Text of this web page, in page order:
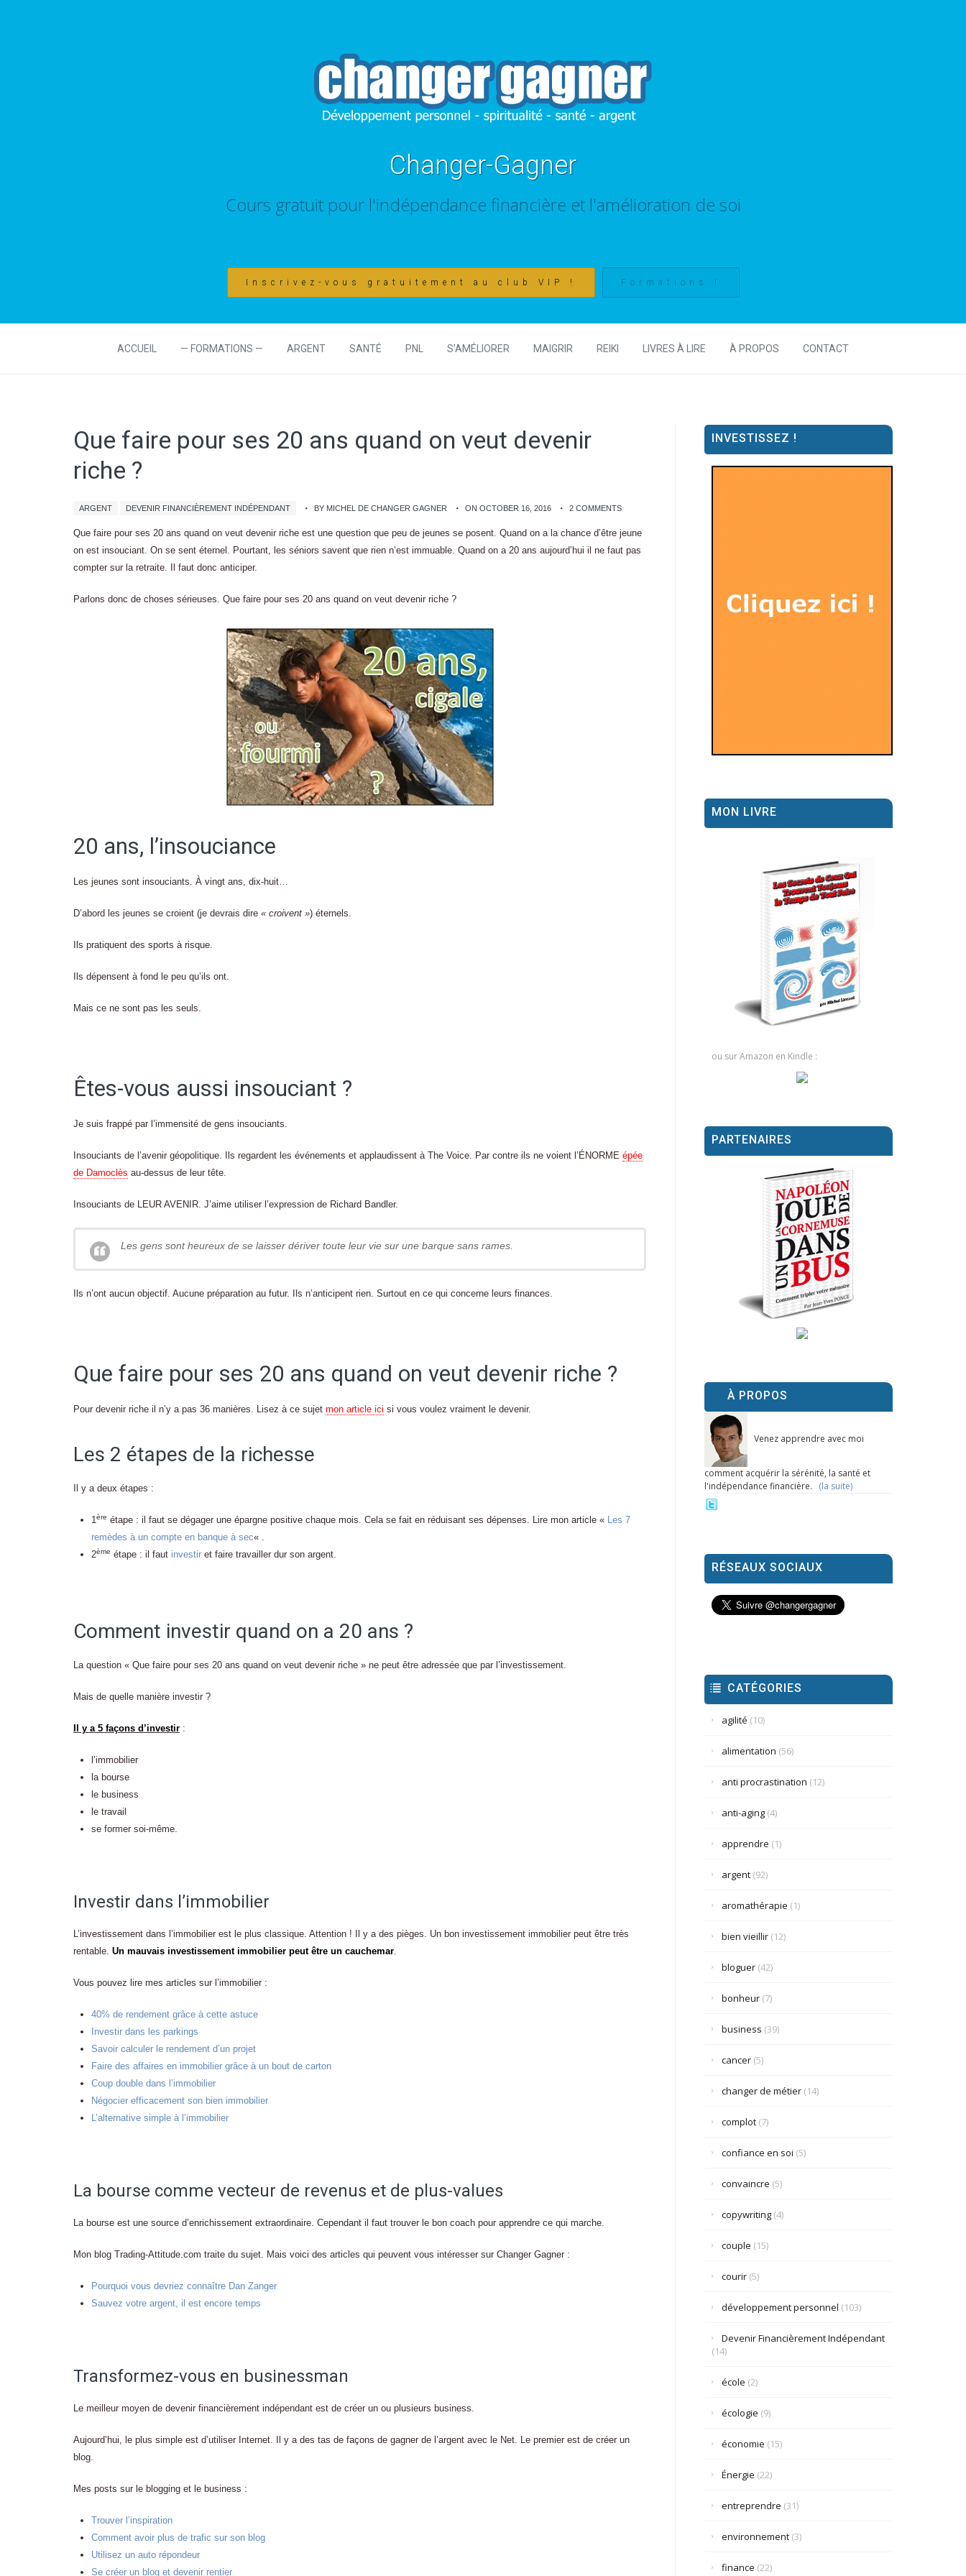
Changer-Gagner
Cours gratuit pour l'indépendance financière et l'amélioration de soi
Inscrivez-vous gratuitement au club VIP ! Formations !
ACCUEIL — FORMATIONS — ARGENT SANTÉ PNL S’AMÉLIORER MAIGRIR REIKI LIVRES À LIRE À PROPOS CONTACT
Que faire pour ses 20 ans quand on veut devenir
riche ?
ARGENT DEVENIR FINANCIÈREMENT INDÉPENDANT BY MICHEL DE CHANGER GAGNER ON OCTOBER 16, 2016 2 COMMENTS
Que faire pour ses 20 ans quand on veut devenir riche est une question que peu de jeunes se posent. Quand on a la chance d’être jeune
on est insouciant. On se sent éternel. Pourtant, les séniors savent que rien n’est immuable. Quand on a 20 ans aujourd’hui il ne faut pas
compter sur la retraite. Il faut donc anticiper.
Parlons donc de choses sérieuses. Que faire pour ses 20 ans quand on veut devenir riche ?
20 ans, l’insouciance
Les jeunes sont insouciants. À vingt ans, dix-huit…
D’abord les jeunes se croient (je devrais dire « croivent ») éternels.
Ils pratiquent des sports à risque.
Ils dépensent à fond le peu qu’ils ont.
Mais ce ne sont pas les seuls.
Êtes-vous aussi insouciant ?
Je suis frappé par l’immensité de gens insouciants.
Insouciants de l’avenir géopolitique. Ils regardent les événements et applaudissent à The Voice. Par contre ils ne voient l’ÉNORME épée
de Damoclès au-dessus de leur tête.
Insouciants de LEUR AVENIR. J’aime utiliser l’expression de Richard Bandler.
Les gens sont heureux de se laisser dériver toute leur vie sur une barque sans rames.
Ils n’ont aucun objectif. Aucune préparation au futur. Ils n’anticipent rien. Surtout en ce qui concerne leurs finances.
Que faire pour ses 20 ans quand on veut devenir riche ?
Pour devenir riche il n’y a pas 36 manières. Lisez à ce sujet mon article ici si vous voulez vraiment le devenir.
Les 2 étapes de la richesse
Il y a deux étapes :
1ère étape : il faut se dégager une épargne positive chaque mois. Cela se fait en réduisant ses dépenses. Lire mon article « Les 7
remèdes à un compte en banque à sec« .
2ème étape : il faut investir et faire travailler dur son argent.
Comment investir quand on a 20 ans ?
La question « Que faire pour ses 20 ans quand on veut devenir riche » ne peut être adressée que par l’investissement.
Mais de quelle manière investir ?
Il y a 5 façons d’investir :
l’immobilier
la bourse
le business
le travail
se former soi-même.
Investir dans l’immobilier
L’investissement dans l’immobilier est le plus classique. Attention ! Il y a des pièges. Un bon investissement immobilier peut être très
rentable. Un mauvais investissement immobilier peut être un cauchemar.
Vous pouvez lire mes articles sur l’immobilier :
40% de rendement grâce à cette astuce
Investir dans les parkings
Savoir calculer le rendement d’un projet
Faire des affaires en immobilier grâce à un bout de carton
Coup double dans l’immobilier
Négocier efficacement son bien immobilier
L’alternative simple à l’immobilier
La bourse comme vecteur de revenus et de plus-values
La bourse est une source d’enrichissement extraordinaire. Cependant il faut trouver le bon coach pour apprendre ce qui marche.
Mon blog Trading-Attitude.com traite du sujet. Mais voici des articles qui peuvent vous intéresser sur Changer Gagner :
Pourquoi vous devriez connaître Dan Zanger
Sauvez votre argent, il est encore temps
Transformez-vous en businessman
Le meilleur moyen de devenir financièrement indépendant est de créer un ou plusieurs business.
Aujourd’hui, le plus simple est d’utiliser Internet. Il y a des tas de façons de gagner de l’argent avec le Net. Le premier est de créer un
blog.
Mes posts sur le blogging et le business :
Trouver l’inspiration
Comment avoir plus de trafic sur son blog
Utilisez un auto répondeur
Se créer un blog et devenir rentier
INVESTISSEZ !
MON LIVRE
ou sur Amazon en Kindle :
PARTENAIRES
À PROPOS
Venez apprendre avec moi
comment acquérir la sérénité, la santé et
l'indépendance financière. (la suite)
RÉSEAUX SOCIAUX
CATÉGORIES
agilité (10)
alimentation (56)
anti procrastination (12)
anti-aging(4)
apprendre (1)
argent(92)
aromathérapie (1)
bien vieillir(12)
bloguer(42)
bonheur(7)
business (39)
cancer(5)
changer de métier(14)
complot(7)
confiance en soi (5)
convaincre (5)
copywriting(4)
couple (15)
courir(5)
développement personnel (103)
Devenir Financièrement Indépendant
(14)
école (2)
écologie (9)
économie (15)
Énergie (22)
entreprendre (31)
environnement(3)
finance (22)